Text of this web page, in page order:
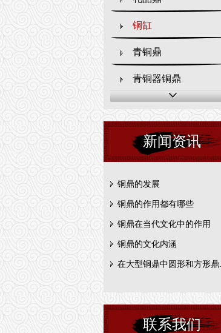
铜缸
青铜鼎
青铜器铜鼎
新闻资讯
铜鼎的发展
铜鼎的作用都有哪些
铜鼎在当代文化中的作用
铜鼎的文化内涵
在大型铜鼎中圆形和方形
联系我们